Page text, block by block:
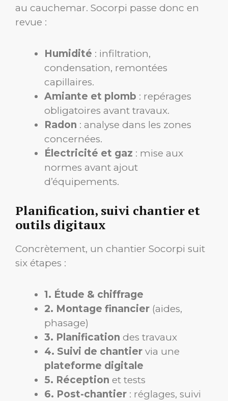
au cauchemar. Socorpi passe donc en
revue :
Humidité : infiltration,
condensation, remontées
capillaires.
Amiante et plomb : repérages
obligatoires avant travaux.
Radon : analyse dans les zones
concernées.
Électricité et gaz : mise aux
normes avant ajout
d’équipements.
Planification, suivi chantier et
outils digitaux
Concrètement, un chantier Socorpi suit
six étapes :
1. Étude & chiffrage
2. Montage financier (aides,
phasage)
3. Planification des travaux
4. Suivi de chantier via une
plateforme digitale
5. Réception et tests
6. Post-chantier : réglages, suivi